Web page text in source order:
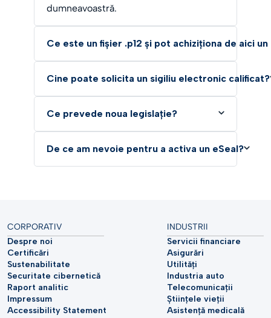
dumneavoastră.
Ce este un fișier .p12 și pot achiziționa de aici
Cine poate solicita un sigiliu electronic calificat?
Ce prevede noua legislație?
De ce am nevoie pentru a activa un eSeal?
CORPORATIV
Despre noi
Certificări
Sustenabilitate
Securitate cibernetică
Raport analitic
Impressum
Accessibility Statement
INDUSTRII
Servicii financiare
Asigurări
Utilități
Industria auto
Telecomunicații
Științele vieții
Asistență medicală